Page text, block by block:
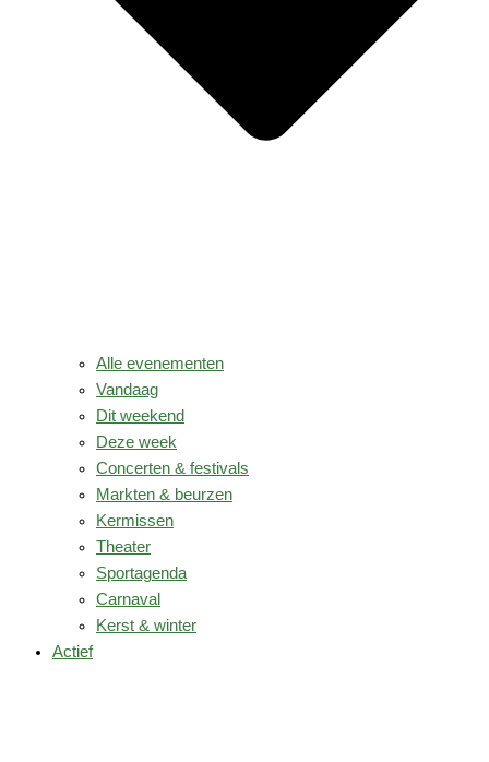
Alle evenementen
Vandaag
Dit weekend
Deze week
Concerten & festivals
Markten & beurzen
Kermissen
Theater
Sportagenda
Carnaval
Kerst & winter
Actief